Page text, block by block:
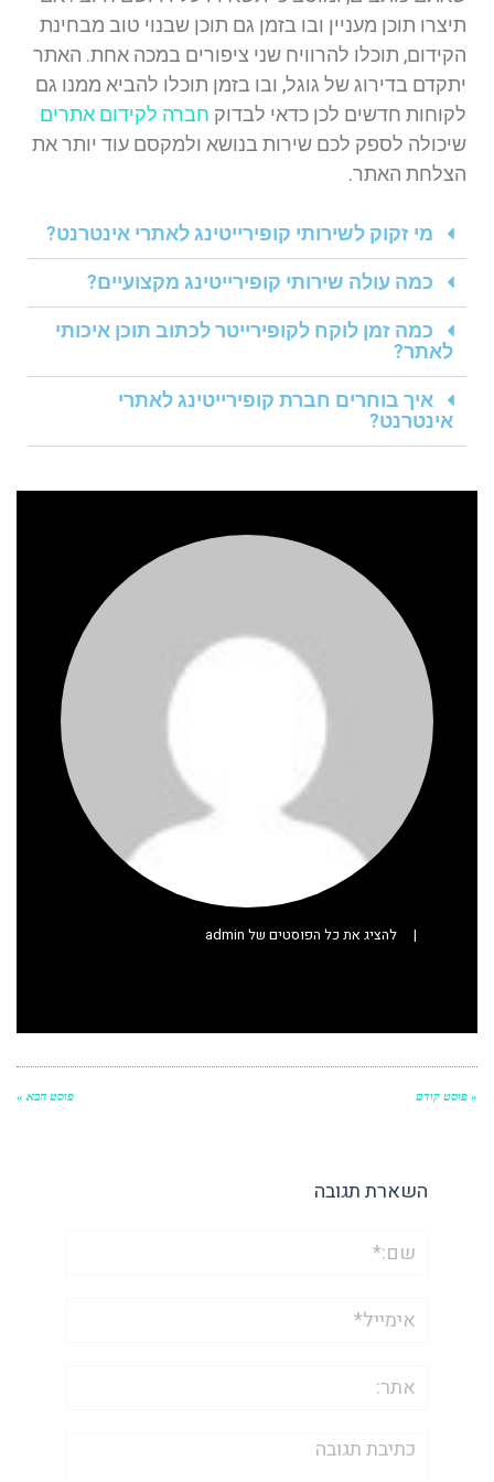
תיצרו תוכן מעניין ובו בזמן גם תוכן שבנוי טוב מבחינת
הקידום, תוכלו להרוויח שני ציפורים במכה אחת. האתר
יתקדם בדירוג של גוגל, ובו בזמן תוכלו להביא ממנו גם
לקוחות חדשים לכן כדאי לבדוק חברה לקידום אתרים
שיכולה לספק לכם שירות בנושא ולמקסם עוד יותר את
הצלחת האתר.
מי זקוק לשירותי קופירייטינג לאתרי אינטרנט?
כמה עולה שירותי קופירייטינג מקצועיים?
כמה זמן לוקח לקופירייטר לכתוב תוכן איכותי
לאתר?
איך בוחרים חברת קופירייטינג לאתרי
אינטרנט?
| להציג את כל הפוסטים של admin
« פוסט קודם פוסט הבא »
השארת תגובה
אימייל*
תגובה